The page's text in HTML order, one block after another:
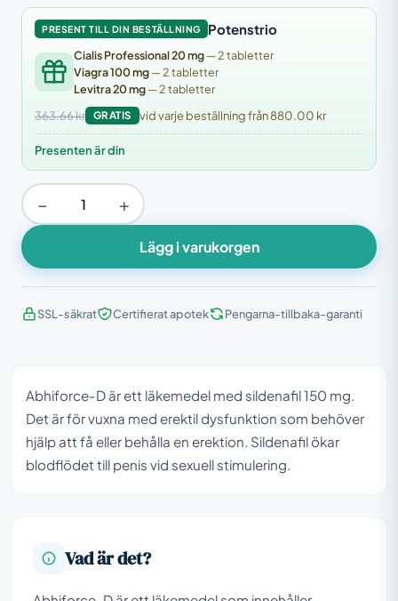
PRESENT TILL DIN BESTÄLLNING Potenstrio
Cialis Professional 20 mg— 2 tabletter
Viagra 100 mg— 2 tabletter
Levitra 20 mg— 2 tabletter
363.66 kr GRATIS vid varje beställning från 880.00 kr
Presenten är din
− +
Lägg i varukorgen
SSL-säkrat Certifierat apotek Pengarna-tillbaka-garanti
Abhiforce-D är ett läkemedel med sildenafil 150 mg.
Det är för vuxna med erektil dysfunktion som behöver
hjälp att få eller behålla en erektion. Sildenafil ökar
blodflödet till penis vid sexuell stimulering.
Vad är det?